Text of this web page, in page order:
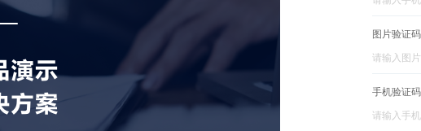
图片验证码
手机验证码